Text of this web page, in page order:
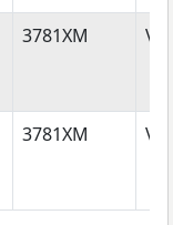
3781XM
3781XM